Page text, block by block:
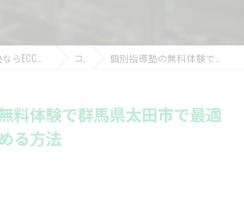
コラム 個別指導塾の無料体験で群馬県太田市で最適な学びを見極める方法
料体験で群馬県太田市で最適
る方法